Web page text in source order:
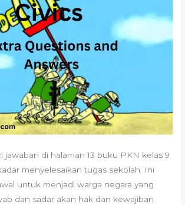
jawaban di halaman 13 buku PKN kelas 9
menyelesaikan tugas sekolah. Ini
untuk menjadi warga negara yang
dan sadar akan hak dan kewajiban.